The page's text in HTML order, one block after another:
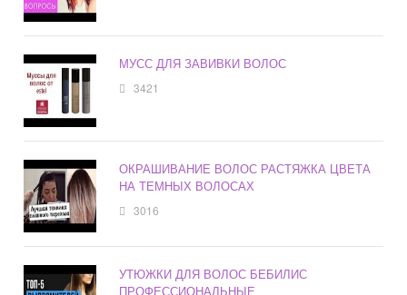
МУСС ДЛЯ ЗАВИВКИ ВОЛОС
3421
ОКРАШИВАНИЕ ВОЛОС РАСТЯЖКА ЦВЕТА
НА ТЕМНЫХ ВОЛОСАХ
3016
УТЮЖКИ ДЛЯ ВОЛОС БЕБИЛИС
ПРОФЕССИОНАЛЬНЫЕ